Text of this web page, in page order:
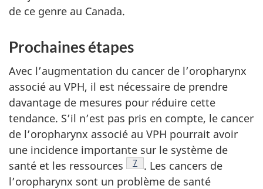
de ce genre au Canada.
Prochaines étapes
Avec l’augmentation du cancer de l’oropharynx
associé au VPH, il est nécessaire de prendre
davantage de mesures pour réduire cette
tendance. S’il n’est pas pris en compte, le cancer
de l’oropharynx associé au VPH pourrait avoir
une incidence importante sur le système de
santé et les ressources Note de bas de page
7 . Les cancers de
l’oropharynx sont un problème de santé